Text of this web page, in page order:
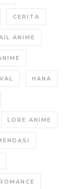
CERITA
ANIME
HANA
LORE ANIME